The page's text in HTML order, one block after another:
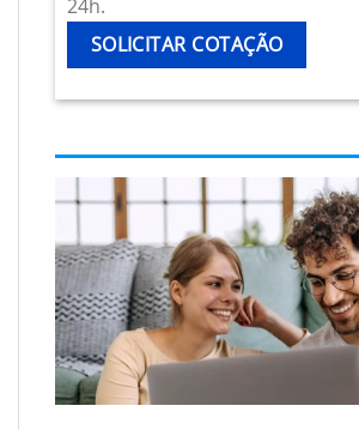
24h.
SOLICITAR COTAÇÃO